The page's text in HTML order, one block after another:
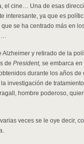
el cine… Una de esas
interesante, ya que es
se ha centrado más en
y retirado de la
de President, se embarca
durante los años de
investigación de
hombre poderoso,
veces se le oye decir,